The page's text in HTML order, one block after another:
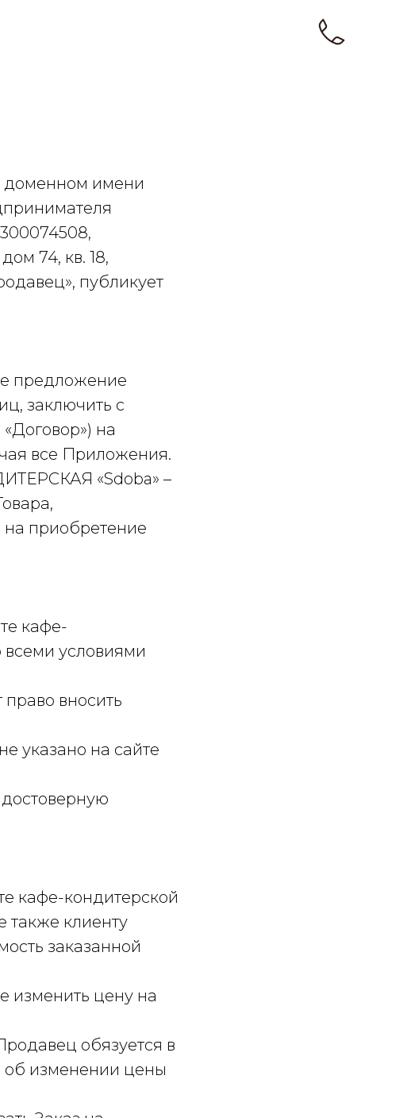
имени
74, кв. 18,
публикует
предложение
заключить с
на
все Приложения.
«Sdoba» –
приобретение
кафе-
всеми условиями
вносить
указано на сайте
кафе-кондитерской
также клиенту
заказанной
изменить цену на
обязуется в
об изменении цены